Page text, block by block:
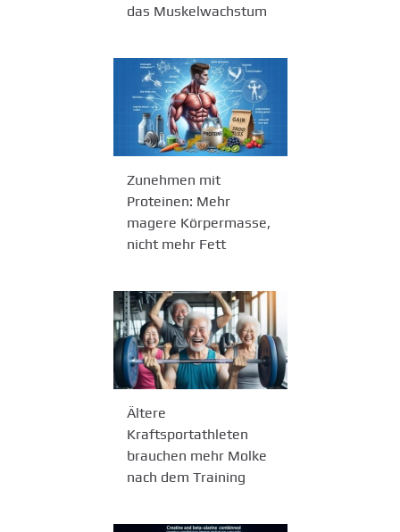
das Muskelwachstum
Zunehmen mit
Proteinen: Mehr
magere Körpermasse,
nicht mehr Fett
Ältere
Kraftsportathleten
brauchen mehr Molke
nach dem Training